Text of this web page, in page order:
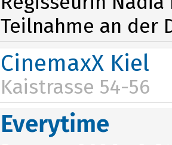
Teilnahme an der
CinemaxX Kiel
Kaistrasse 54-56
19:00
Everytime